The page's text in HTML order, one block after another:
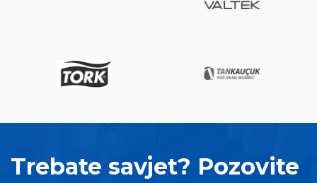
Trebate savjet? Pozovite